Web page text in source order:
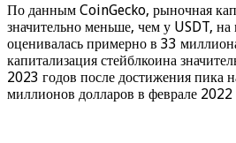
По данным CoinGecko, рыночная
значительно меньше, чем у USDT,
оценивалась примерно в 33
капитализация стейблкоина
2023 годов после достижения пика
миллионов долларов в феврале 2022